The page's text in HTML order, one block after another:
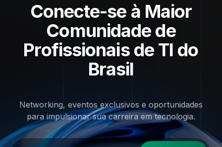
Conecte-se à Maior
Comunidade de
Profissionais de TI do
Brasil
Networking, eventos exclusivos e oportunidades
para impulsionar suacarreira em tecnologia.